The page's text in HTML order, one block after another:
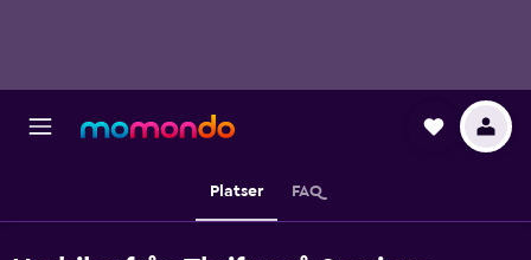
Platser FAQ